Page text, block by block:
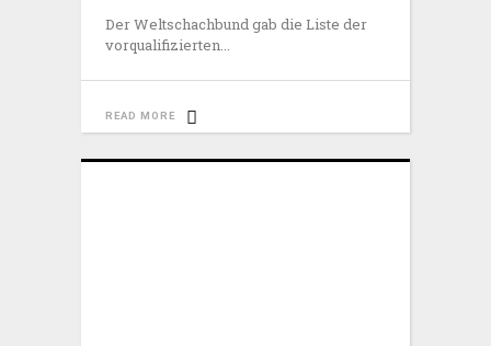
Der Weltschachbund gab die Liste der
vorqualifizierten
READ MORE